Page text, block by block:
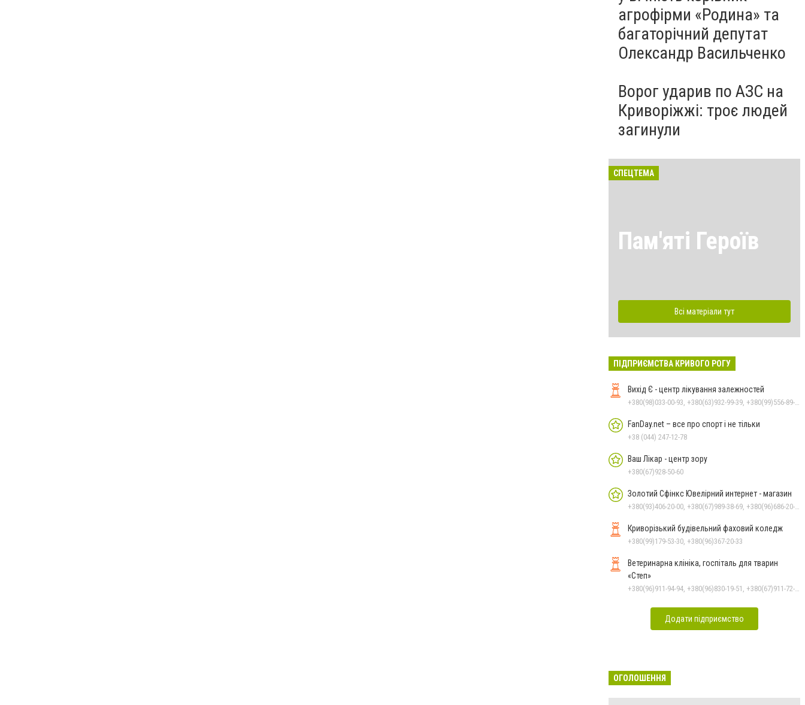
агрофірми «Родина» та
багаторічний депутат
Олександр Васильченко
Ворог ударив по АЗС на
Криворіжжі: троє людей
загинули
СПЕЦТЕМА
Пам'яті Героїв
Всі матеріали тут
ПІДПРИЄМСТВА КРИВОГО РОГУ
Вихід Є - центр лікування залежностей
FanDay.net – все про спорт і не тільки
+38 (044) 247-12-78
Ваш Лікар - центр зору
+380(67)928-50-60
Золотий Сфінкс Ювелірний интернет - магазин
Криворізький будівельний фаховий коледж
+380(99)179-53-30, +380(96)367-20-33
Ветеринарна клініка, госпіталь для тварин
«Степ»
Додати підприємство
ОГОЛОШЕННЯ